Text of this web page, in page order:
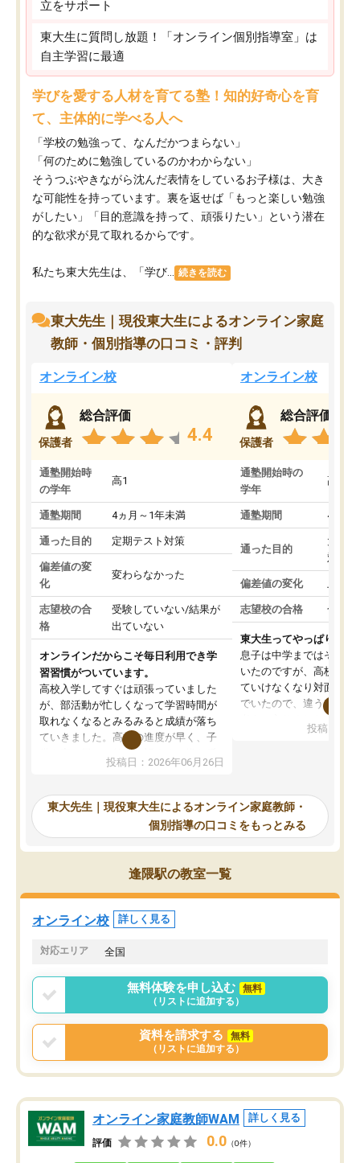
立をサポート
東大生に質問し放題！「オンライン個別指導室」は
自主学習に最適
学びを愛する人材を育てる塾！知的好奇心を育
て、主体的に学べる人へ
「学校の勉強って、なんだかつまらない」
「何のために勉強しているのかわからない」
そうつぶやきながら沈んだ表情をしているお子様は、大き
な可能性を持っています。裏を返せば「もっと楽しい勉強
がしたい」「目的意識を持って、頑張りたい」という潜在
的な欲求が見て取れるからです。
私たち東大先生は、「学び... 続きを読む
東大先生｜現役東大生によるオンライン家庭
教師・個別指導の口コミ・評判
オンライン校
保護者
総合評価
4.4
通塾開始時
の学年
高1
通塾期間 4ヵ月～1年未満
通った目的 定期テスト対策
偏差値の変
化
変わらなかった
志望校の合
格
受験していない/結果が
出ていない
オンラインだからこそ毎日利用でき学
習習慣がついています。
高校入学してすぐは頑張っていました
が、部活動が忙しくなって学習時間が
取れなくなるとみるみると成績が落ち
ていきました。高校の進度が早く、子
供も家に帰って勉強の話すると嫌な反
応を示します。東大先生にお願いして
れるので、親としても安心です。毎日
使える自習室とかもあり、わからない
ところがあれば先生が回答してくれる
のも重宝しています。
投稿日：2026年06月26日
オンライン校
保護者
総合評価
通塾開始時の
学年
高3
通塾期間 4ヵ月
通った目的
大学
対策
偏差値の変化 上が
志望校の合格 合格
東大生ってやっぱりすご
息子は中学まではそこそ
いたのですが、高校に入
ていけなくなり対面の塾
でいたので、違うアプロ
で、当初は模試でD判定
自習室が毎日使えていつ
るのが心強かったよう
謝です。
投稿日：
東大先生｜現役東大生によるオンライン家庭教師・
個別指導の口コミをもっとみる
逢隈駅の教室一覧
オンライン校 詳しく見る
対応エリア 全国
無料体験を申し込む
無料
（リストに追加する）
資料を請求する
無料
（リストに追加する）
オンライン家庭教師WAM 詳しく見る
評価 0.0 （0件）